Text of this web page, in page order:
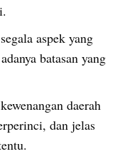
aspek yang
batasan yang
daerah
dan jelas